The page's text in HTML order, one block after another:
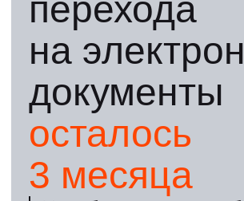
1 сентября 2022
Запустился ГИС ЭПД
Еще недавно вопросы про
электронный
документооборот казались
чем-то далеким.
Но ключевые этапы уже
пройдены: